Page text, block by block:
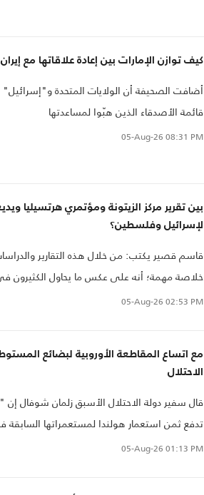
كيف توازن الإمارات بين إعادة علاقاتها مع
أضافت الصحيفة أن الولايات المتحدة
قائمة الأصدقاء الذين هبّوا لمساعدتها
05-Aug-26 08:31 PM
بين تقرير مركز الزيتونة ومؤتمري هرتسيليا
لإسرائيل وفلسطين؟
قاسم قصير يكتب: من خلال هذه التقارير
خلاصة مهمة؛ أنه على عكس ما يحاول الكثيرون
نهاية دور المقاومة ومحور المقاومة، وتفوق الكيان
من التهديدات والمخاطر، وأنه بعد ثلاث سنوات
05-Aug-26 02:53 PM
مع اتساع المقاطعة الأوروبية لبضائع
الاحتلال
قال سفير دولة الاحتلال الأسبق زلمان شوفال
تدفع ثمن استعمار هولندا لمستعمراتها
05-Aug-26 01:13 PM